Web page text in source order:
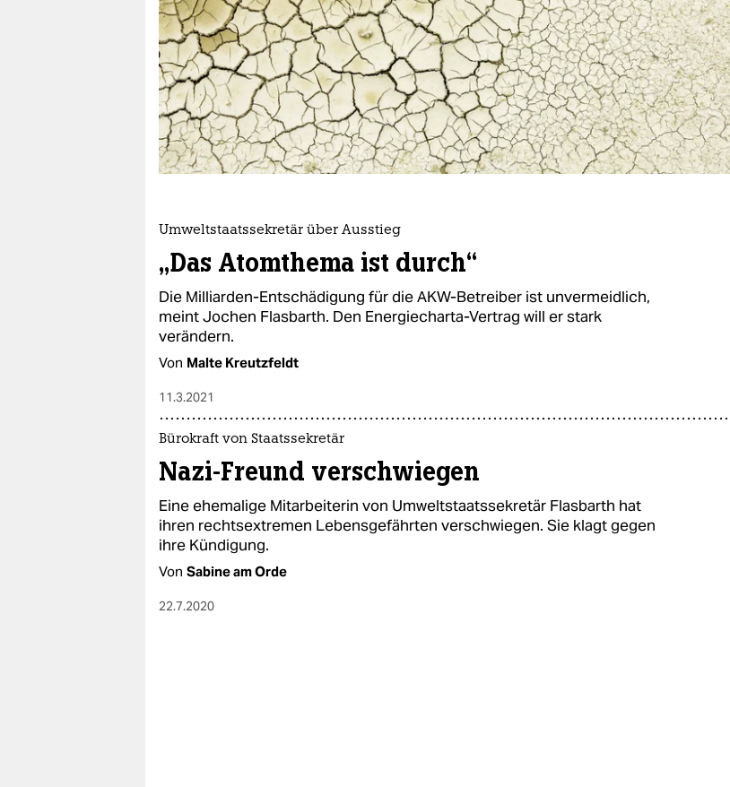
nord
wahrheit
verlag
verlag
shop
fragen & hilfe
unterstützen
abo
genossenschaft
epaper login
Umweltstaatssekretär über Ausstieg
„Das Atomthema ist durch“
Die Milliarden-Entschädigung für die AKW-Betreiber ist unvermeidlich,
meint Jochen Flasbarth. Den Energiecharta-Vertrag will er stark
verändern.
Von Malte Kreutzfeldt
11.3.2021
Bürokraft von Staatssekretär
Nazi-Freund verschwiegen
Eine ehemalige Mitarbeiterin von Umweltstaatssekretär Flasbarth hat
ihren rechtsextremen Lebensgefährten verschwiegen. Sie klagt gegen
ihre Kündigung.
Von Sabine am Orde
22.7.2020